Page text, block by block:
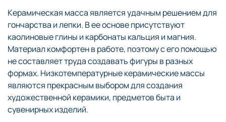
Керамическая масса является удачным решением для
гончарства и лепки. В ее основе присутствуют
каолиновые глины и карбонаты кальция и магния.
Материал комфортен в работе, поэтому с его помощью
не составляет труда создавать фигуры в разных
формах. Низкотемпературные керамические массы
являются прекрасным выбором для создания
художественной керамики, предметов быта и
сувенирных изделий.